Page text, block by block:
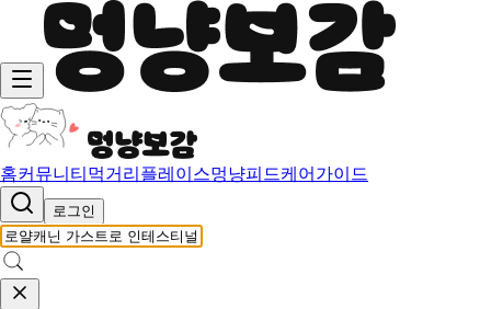
홈커뮤니티 먹거리 플레이스멍냥피드케어가이드
로그인